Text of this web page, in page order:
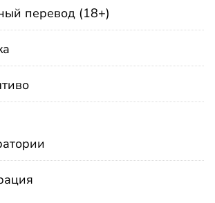
перевод (18+)